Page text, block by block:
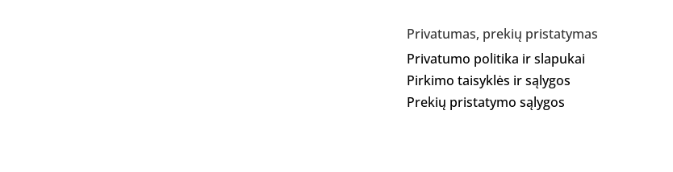
Privatumas, prekių pristatymas
Privatumo politika ir slapukai
Pirkimo taisyklės ir sąlygos
Prekių pristatymo sąlygos